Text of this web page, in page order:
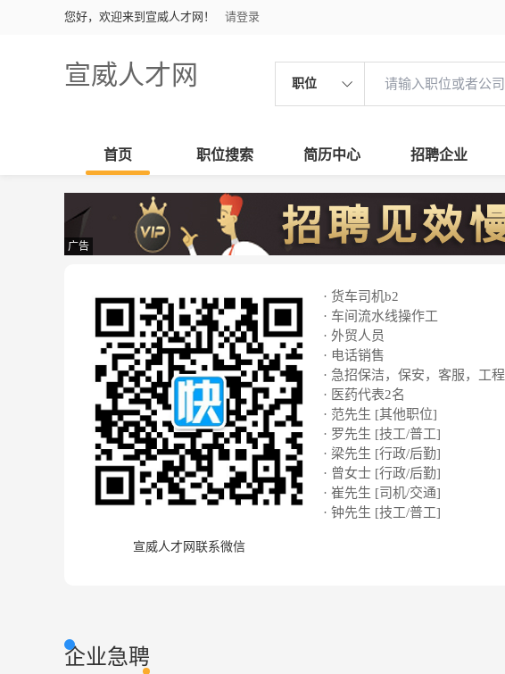
您好，欢迎来到宣威人才网！ 请登录
宣威人才网 职位
首页 职位搜索 简历中心 招聘企业
广告
宣威人才网联系微信
· 货车司机b2
· 车间流水线操作工
· 外贸人员
· 电话销售
· 急招保洁，保安，客服，工程
· 医药代表2名
· 范先生 [其他职位]
· 罗先生 [技工/普工]
· 梁先生 [行政/后勤]
· 曾女士 [行政/后勤]
· 崔先生 [司机/交通]
· 钟先生 [技工/普工]
企业急聘